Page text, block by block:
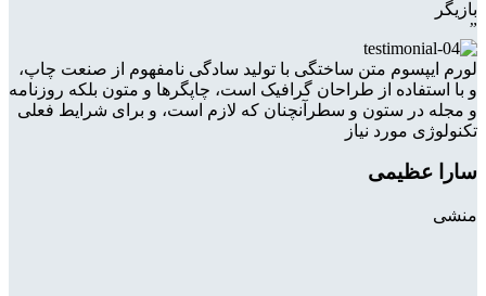
بازیگر
”
لورم ایپسوم متن ساختگی با تولید سادگی نامفهوم از صنعت چاپ،
و با استفاده از طراحان گرافیک است، چاپگرها و متون بلکه روزنامه
و مجله در ستون و سطرآنچنان که لازم است، و برای شرایط فعلی
تکنولوژی مورد نیاز
سارا عظیمی
منشی